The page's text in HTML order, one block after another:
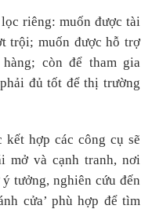
riêng: muốn được tài
trội; muốn được hỗ trợ
còn để tham gia
đủ tốt để thị trường
hợp các công cụ sẽ
mở và cạnh tranh, nơi
tưởng, nghiên cứu đến
cửa’ phù hợp để tìm